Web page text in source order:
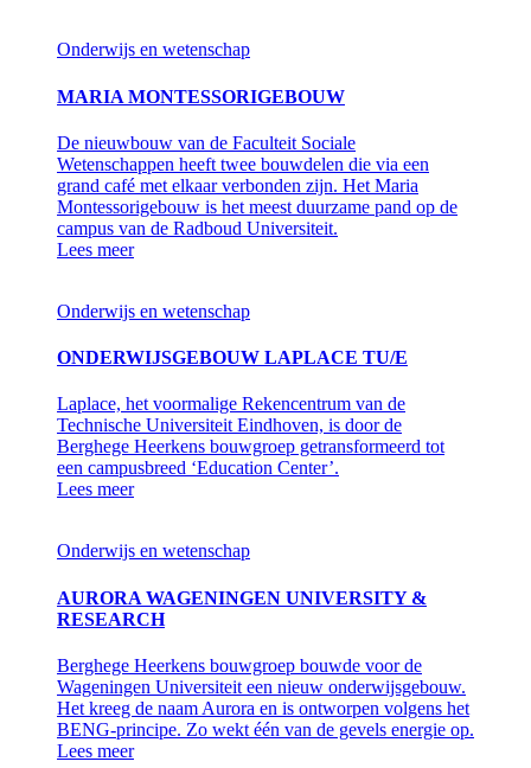
Onderwijs en wetenschap
MARIA MONTESSORIGEBOUW
De nieuwbouw van de Faculteit Sociale
Wetenschappen heeft twee bouwdelen die via een
grand café met elkaar verbonden zijn. Het Maria
Montessorigebouw is het meest duurzame pand op de
campus van de Radboud Universiteit.
Lees meer
Onderwijs en wetenschap
ONDERWIJSGEBOUW LAPLACE TU/E
Laplace, het voormalige Rekencentrum van de
Technische Universiteit Eindhoven, is door de
Berghege Heerkens bouwgroep getransformeerd tot
een campusbreed ‘Education Center’.
Lees meer
Onderwijs en wetenschap
AURORA WAGENINGEN UNIVERSITY &
RESEARCH
Berghege Heerkens bouwgroep bouwde voor de
Wageningen Universiteit een nieuw onderwijsgebouw.
Het kreeg de naam Aurora en is ontworpen volgens het
BENG-principe. Zo wekt één van de gevels energie op.
Lees meer